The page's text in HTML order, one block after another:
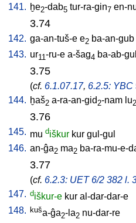
141. ḫe2-dab5 tur-ra-gin7 en-
3.74
142. ga-an-tuš-e e2 ba-an-gub
143. ur11 -ru-e a-šag4 ba-ab-
3.75
(cf. 6.1.07.17, 6.2.5: YBC
144. ḫaš2 a-ra-an-gid 2-nam lu2
3.76
145. mu diškur kur gul-gul
146. an-ĝa2 ma2 ba-ra-mu-e-
3.77
(cf. 6.2.3: UET 6/2 382 l.
147. diškur-e kur al-dar-dar-e
148. kuša-ĝa2-la2 nu-dar-re